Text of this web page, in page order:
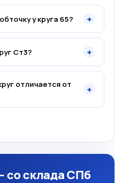
у круга 65? +
Ст3? +
отличается от
+
со склада СПб